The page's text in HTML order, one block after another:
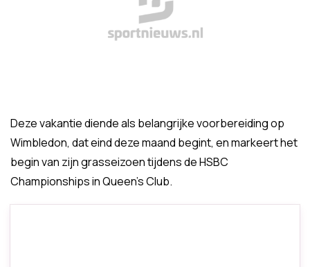
Deze vakantie diende als belangrijke voorbereiding op
Wimbledon, dat eind deze maand begint, en markeert het
begin van zijn grasseizoen tijdens de HSBC
Championships in Queen's Club.